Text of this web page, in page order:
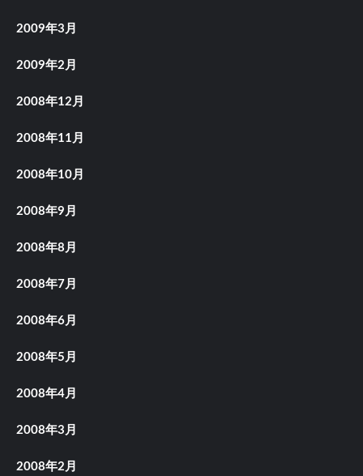
2009年3月
2009年2月
2008年12月
2008年11月
2008年10月
2008年9月
2008年8月
2008年7月
2008年6月
2008年5月
2008年4月
2008年3月
2008年2月